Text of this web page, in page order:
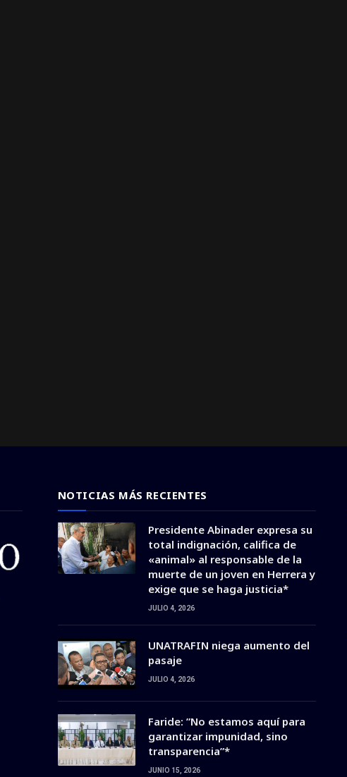
NOTICIAS MÁS RECIENTES
Presidente Abinader expresa su
total indignación, califica de
«animal» al responsable de la
muerte de un joven en Herrera y
exige que se haga justicia*
JULIO 4, 2026
UNATRAFIN niega aumento del
pasaje
JULIO 4, 2026
Faride: ”No estamos aquí para
garantizar impunidad, sino
transparencia”*
JUNIO 15, 2026